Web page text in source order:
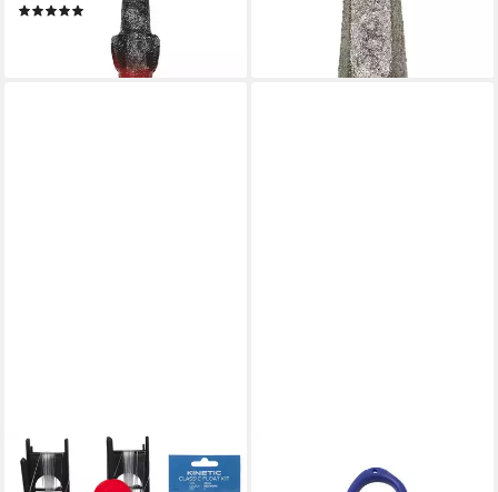
lieferbar - in 3-4 Werktagen bei dir
lieferbar - in 3-4 Werktagen bei dir
KINETIC
Vorfachschnur CLASSIC
Angelhakenauslöser Kinetic